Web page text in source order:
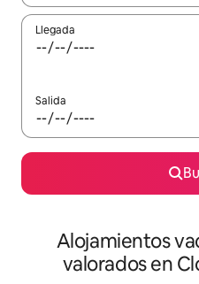
Llegada
Salida
Alojamientos
valorados en